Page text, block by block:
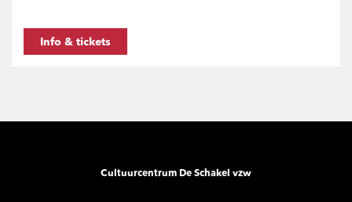
Info & tickets
Cultuurcentrum De Schakel vzw